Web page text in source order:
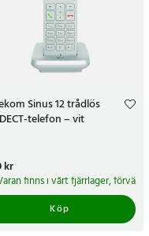
inom 5-7 arbetsdagar
Sinus 12 trådlös
telefon – vit
:539 kr
kr
finns i vårt fjärrlager,
Köp